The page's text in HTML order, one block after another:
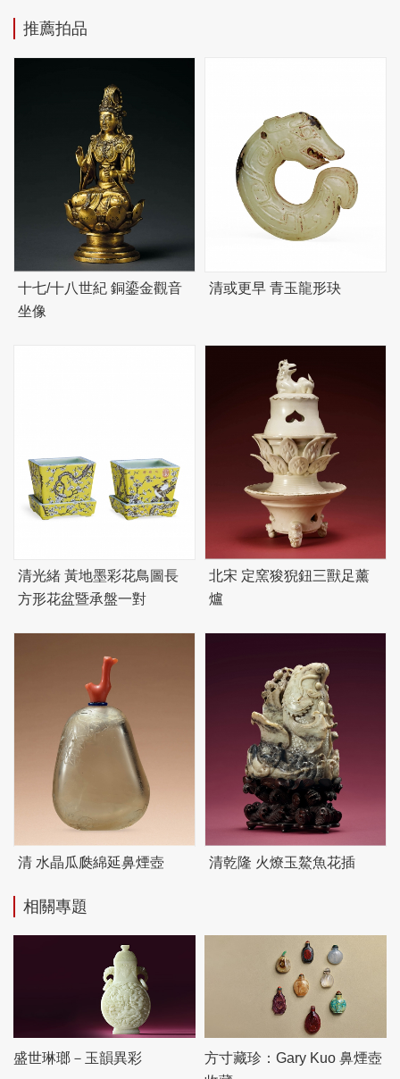
推薦拍品
十七/十八世紀 銅鎏金觀音
坐像
清或更早 青玉龍形玦
清光緒 黃地墨彩花鳥圖長
方形花盆暨承盤一對
北宋 定窯狻猊鈕三獸足薰
爐
清 水晶瓜瓞綿延鼻煙壺 清乾隆 火燎玉鰲魚花插
相關專題
盛世琳瑯－玉韻異彩
方寸藏珍：Gary Kuo 鼻煙壺